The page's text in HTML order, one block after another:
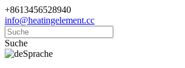
+8613456528940
info@heatingelement.cc
Suche
Sprache